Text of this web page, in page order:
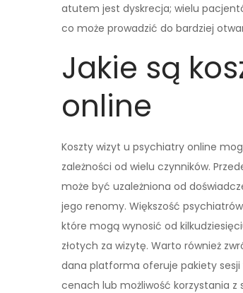
atutem jest dyskrecja; wielu
co może prowadzić do bardziej
Jakie są
online
Koszty wizyt u psychiatry online
zależności od wielu czynników.
może być uzależniona od
jego renomy. Większość
które mogą wynosić od
złotych za wizytę. Warto również
dana platforma oferuje pakiety sesji
cenach lub możliwość korzystania z